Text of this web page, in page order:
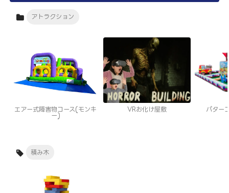
アトラクション
エアー式障害物コース(モンキ
ー)
VRお化け屋敷 パター
積み木